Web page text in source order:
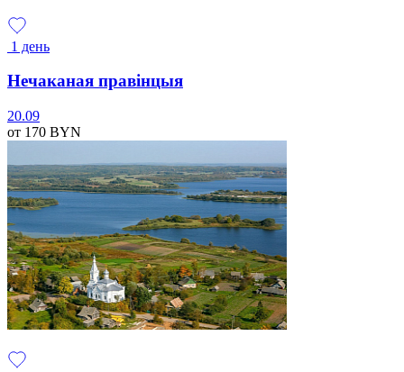
1 день
Нечаканая правінцыя
20.09
от 170 BYN